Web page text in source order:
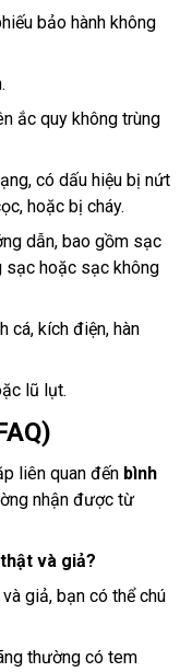
bảo hành không
ắc quy không trùng
có dấu hiệu bị nứt
hoặc bị cháy.
dẫn, bao gồm sạc
sạc hoặc sạc không
cá, kích điện, hàn
lũ lụt.
liên quan đến bình
nhận được từ
và giả?
giả, bạn có thể chú
thường có tem